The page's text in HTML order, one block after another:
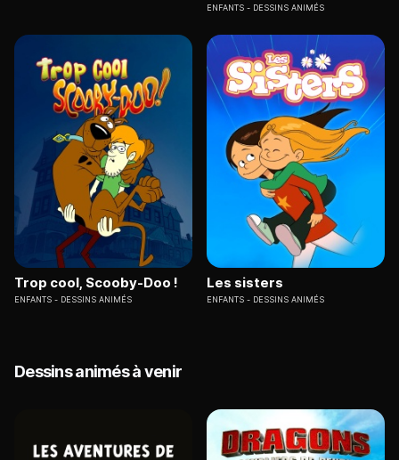
ENFANTS DESSINS ANIMÉS
Trop cool, Scooby-Doo !
ENFANTS DESSINS ANIMÉS
Les sisters
ENFANTS DESSINS ANIMÉS
Dessins animés à venir